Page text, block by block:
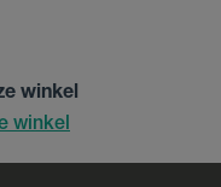
winkel
winkel